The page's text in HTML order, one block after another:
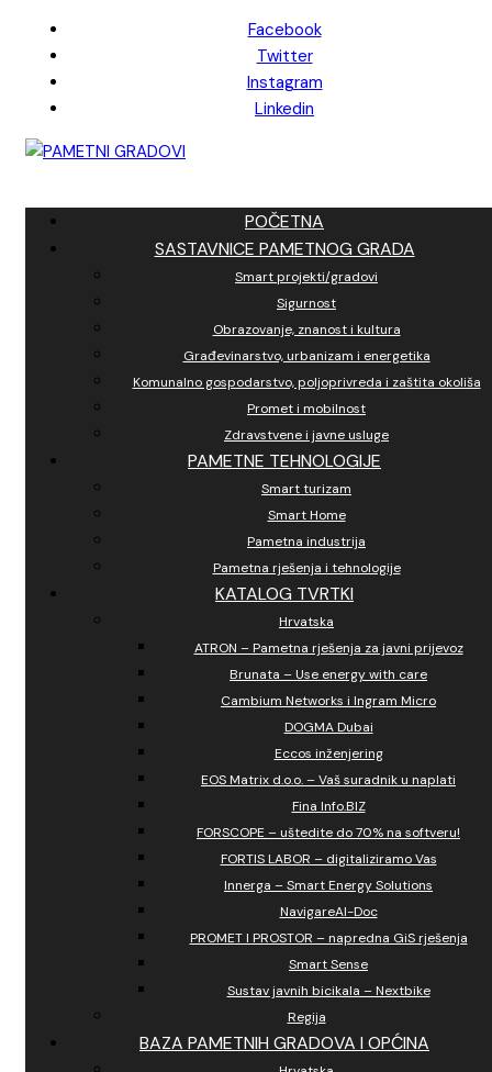
content
Facebook
Twitter
Instagram
Linkedin
POČETNA
SASTAVNICE PAMETNOG GRADA
Smart projekti/gradovi
Sigurnost
Obrazovanje, znanost i kultura
Građevinarstvo, urbanizam i energetika
Komunalno gospodarstvo, poljoprivreda i zaštita okoliša
Promet i mobilnost
Zdravstvene i javne usluge
PAMETNE TEHNOLOGIJE
Smart turizam
Smart Home
Pametna industrija
Pametna rješenja i tehnologije
KATALOG TVRTKI
Hrvatska
ATRON – Pametna rješenja za javni prijevoz
Brunata – Use energy with care
Cambium Networks i Ingram Micro
DOGMA Dubai
Eccos inženjering
EOS Matrix d.o.o. – Vaš suradnik u naplati
Fina Info.BIZ
FORSCOPE – uštedite do 70% na softveru!
FORTIS LABOR – digitaliziramo Vas
Innerga – Smart Energy Solutions
NavigareAI-Doc
PROMET I PROSTOR – napredna GiS rješenja
Smart Sense
Sustav javnih bicikala – Nextbike
Regija
BAZA PAMETNIH GRADOVA I OPĆINA